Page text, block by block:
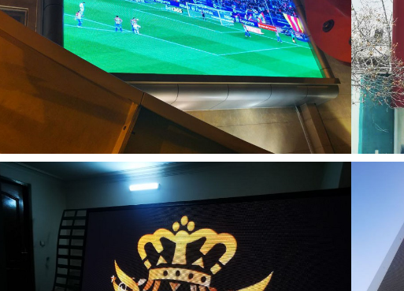
تلویزیون داخل سالن ( indoor )
تلویزیون سالنی موج های آبی